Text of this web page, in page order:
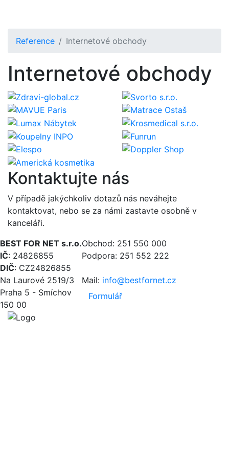
Reference Internetové obchody
Internetové obchody
Kontaktujte nás
V případě jakýchkoliv dotazů nás neváhejte
kontaktovat, nebo se za námi zastavte osobně v
kanceláři.
BEST FOR NET s.r.o.
IČ: 24826855
DIČ: CZ24826855
Na Laurové 2519/3
Praha 5 - Smíchov
150 00
Obchod: 251 550 000
Podpora: 251 552 222
Mail: info@bestfornet.cz
Formulář